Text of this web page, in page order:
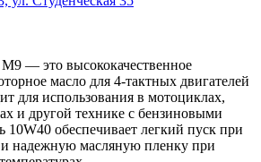
— это высококачественное
масло для 4-тактных двигателей
для использования в мотоциклах,
и другой технике с бензиновыми
10W40 обеспечивает легкий пуск при
и надежную масляную пленку при